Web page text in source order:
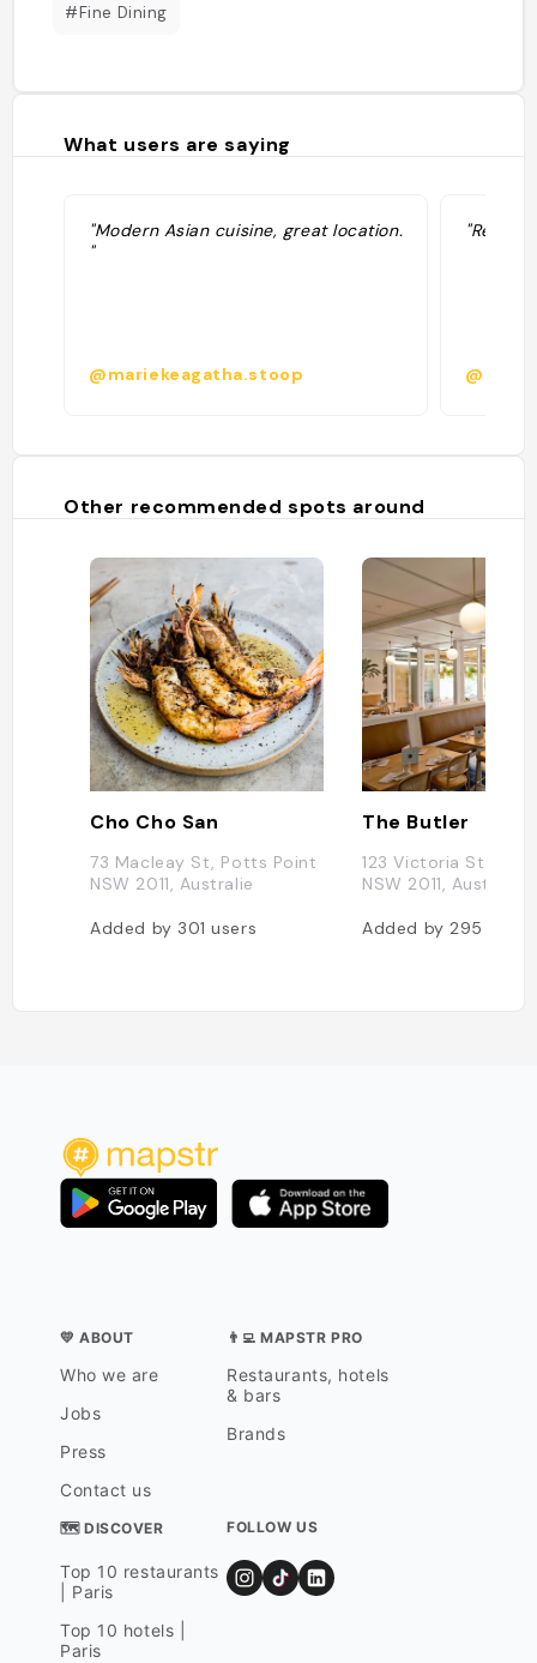
#Fine Dining
What users are saying
"Modern Asian cuisine, great location.
"
@mariekeagatha.stoop
"Resto
@
Other recommended spots around
Cho Cho San
73 Macleay St, Potts Point
NSW 2011, Australie
Added by 301users
The Butler
123 Victoria St,
NSW 2011, Australie
Added by 295
💛 ABOUT
Who we are
Jobs
Press
Contact us
👨‍💻 MAPSTR PRO
Restaurants, hotels
& bars
Brands
🗺 DISCOVER
Top 10 restaurants
| Paris
Top 10 hotels |
Paris
FOLLOW US